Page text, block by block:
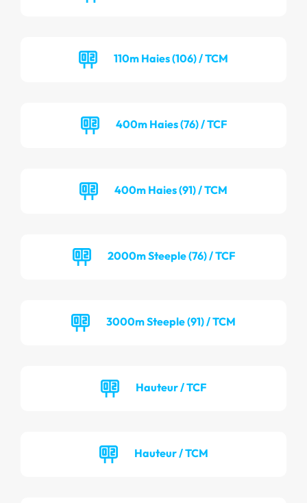
110m Haies (106) / TCM
400m Haies (76) / TCF
400m Haies (91) / TCM
2000m Steeple (76) / TCF
3000m Steeple (91) / TCM
Hauteur / TCF
Hauteur / TCM